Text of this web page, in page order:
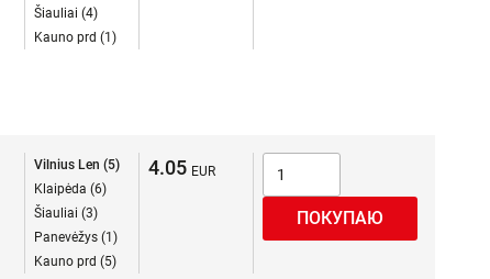
Šiauliai (4)
Kauno prd (1)
Vilnius Len (5)
Klaipėda (6)
Šiauliai (3)
Panevėžys (1)
Kauno prd (5)
4.05